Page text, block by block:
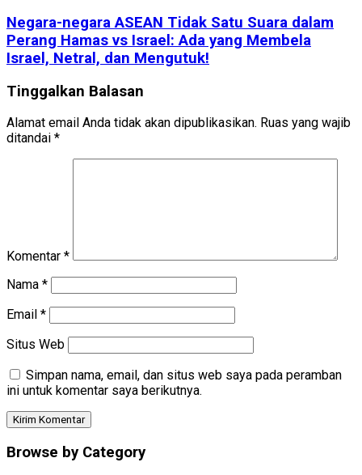
Negara-negara ASEAN Tidak Satu Suara dalam
Perang Hamas vs Israel: Ada yang Membela
Israel, Netral, dan Mengutuk!
Tinggalkan Balasan
Alamat email Anda tidak akan dipublikasikan. Ruas yang wajib
ditandai *
Komentar *
Nama *
Email *
Situs Web
Simpan nama, email, dan situs web saya pada peramban
ini untuk komentar saya berikutnya.
Browse by Category